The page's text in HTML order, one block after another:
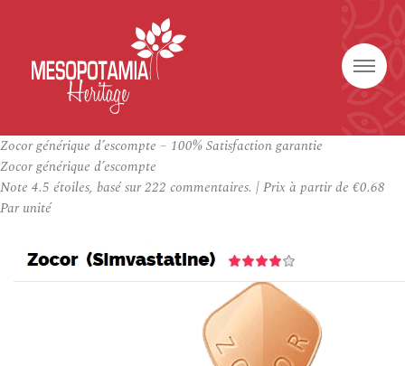
Zocor générique d’escompte – 100% Satisfaction garantie
Zocor générique d’escompte
Note 4.5 étoiles, basé sur222 commentaires. |Prix à partir de €0.68
Par unité